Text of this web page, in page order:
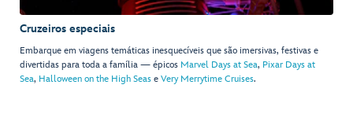
Cruzeiros especiais
Embarque em viagens temáticas inesquecíveis que são imersivas, festivas e
divertidas para toda a família — épicos Marvel Days at Sea, Pixar Days at
Sea, Halloween on the High Seas e Very Merrytime Cruises.